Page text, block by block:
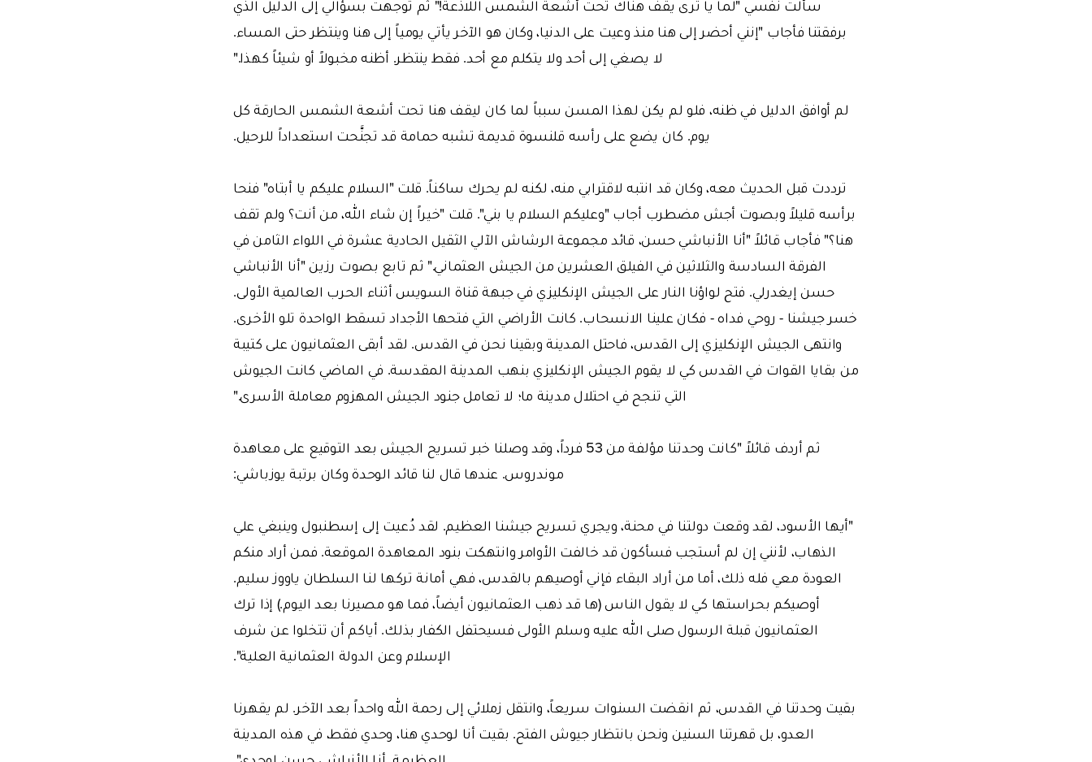
سألت نفسي "لما يا ترى يقف هناك تحت أشعة الشمس اللاذعة!" ثم توجهت بسؤالي إلى الدليل الذي
برفقتنا فأجاب "إنني أحضر إلى هنا منذ وعيت على الدنيا، وكان هو الآخر يأتي يومياً إلى هنا وينتظر حتى المساء.
لا يصغي إلى أحد ولا يتكلم مع أحد. فقط ينتظر. أظنه مخبولاً أو شيئاً كهذا."
لم أوافق الدليل في ظنه، فلو لم يكن لهذا المسن سبباً لما كان ليقف هنا تحت أشعة الشمس الحارقة كل
يوم. كان يضع على رأسه قلنسوة قديمة تشبه حمامة قد تجنَّحت استعداداً للرحيل.
ترددت قبل الحديث معه، وكان قد انتبه لاقترابي منه، لكنه لم يحرك ساكناً. قلت "السلام عليكم يا أبتاه" فنحا
برأسه قليلاً وبصوت أجش مضطرب أجاب "وعليكم السلام يا بني". قلت "خيراً إن شاء الله، من أنت؟ ولم تقف
هنا؟" فأجاب قائلاً "أنا الأنباشي حسن، قائد مجموعة الرشاش الآلي الثقيل الحادية عشرة في اللواء الثامن في
الفرقة السادسة والثلاثين في الفيلق العشرين من الجيش العثماني." ثم تابع بصوت رزين "أنا الأنباشي
حسن إيغدرلي. فتح لواؤنا النار على الجيش الإنكليزي في جبهة قناة السويس أثناء الحرب العالمية الأولى.
خسر جيشنا - روحي فداه - فكان علينا الانسحاب. كانت الأراضي التي فتحها الأجداد تسقط الواحدة تلو الأخرى.
وانتهى الجيش الإنكليزي إلى القدس، فاحتل المدينة وبقينا نحن في القدس. لقد أبقى العثمانيون على كتيبة
من بقايا القوات في القدس كي لا يقوم الجيش الإنكليزي بنهب المدينة المقدسة. في الماضي كانت الجيوش
التي تنجح في احتلال مدينة ما؛ لا تعامل جنود الجيش المهزوم معاملة الأسرى."
ثم أردف قائلاً "كانت وحدتنا مؤلفة من 53 فرداً، وقد وصلنا خبر تسريح الجيش بعد التوقيع على معاهدة
موندروس. عندها قال لنا قائد الوحدة وكان برتبة يوزباشي:
"أيها الأسود، لقد وقعت دولتنا في محنة، ويجري تسريح جيشنا العظيم. لقد دُعيت إلى إسطنبول وينبغي علي
الذهاب، لأنني إن لم أستجب فسأكون قد خالفت الأوامر وانتهكت بنود المعاهدة الموقعة. فمن أراد منكم
العودة معي فله ذلك، أما من أراد البقاء فإني أوصيهم بالقدس، فهي أمانة تركها لنا السلطان ياووز سليم.
أوصيكم بحراستها كي لا يقول الناس (ها قد ذهب العثمانيون أيضاً، فما هو مصيرنا بعد اليوم.) إذا ترك
العثمانيون قبلة الرسول صلى الله عليه وسلم الأولى فسيحتفل الكفار بذلك. أياكم أن تتخلوا عن شرف
الإسلام وعن الدولة العثمانية العلية".
بقيت وحدتنا في القدس، ثم انقضت السنوات سريعاً، وانتقل زملائي إلى رحمة الله واحداً بعد الآخر. لم يقهرنا
العدو، بل قهرتنا السنين ونحن بانتظار جيوش الفتح. بقيت أنا لوحدي هنا، وحدي فقط، في هذه المدينة